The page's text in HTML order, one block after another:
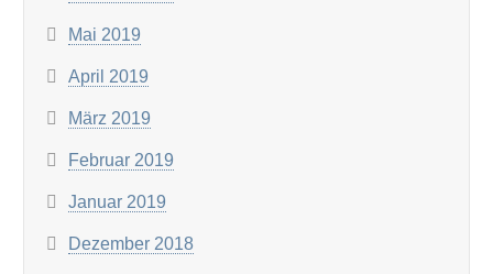
Mai 2019
April 2019
März 2019
Februar 2019
Januar 2019
Dezember 2018